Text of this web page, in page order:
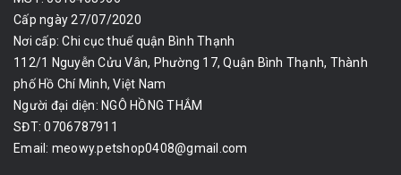
Cấp ngày 27/07/2020
Nơi cấp: Chi cục thuế quận Bình Thạnh
112/1 Nguyễn Cửu Vân, Phường 17, Quận Bình Thạnh, Thành
phố Hồ Chí Minh, Việt Nam
Người đại diện: NGÔ HỒNG THẮM
SĐT: 0706787911
Email: meowy.petshop0408@gmail.com